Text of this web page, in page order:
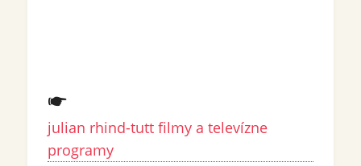
julian rhind-tutt filmy a televízne
programy